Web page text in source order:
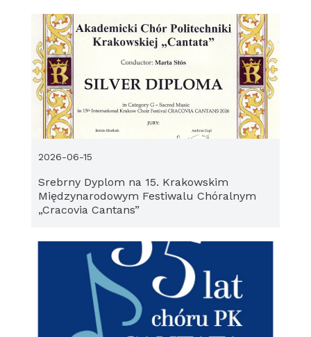
Srebrny Dyplom na 15. Krakowskim
Międzynarodowym Festiwalu Chóralnym
„Cracovia Cantans”
2026-06-15